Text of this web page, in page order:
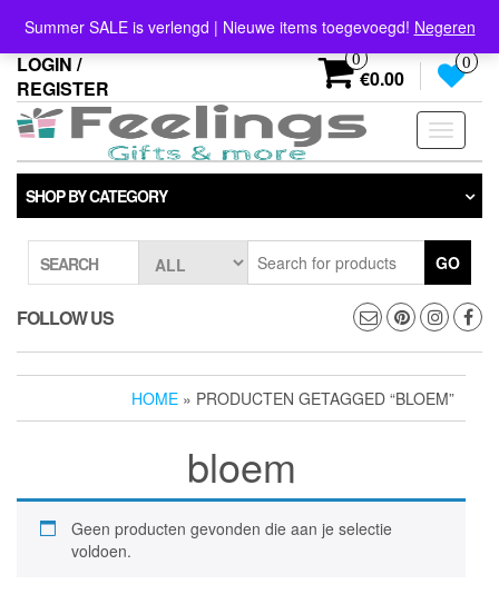
the
content
Summer SALE is verlengd | Nieuwe items toegevoegd! Negeren
info@feelings-giftshop.nl
LOGIN /
REGISTER
0
€0.00
0
Toggle
SHOP BY CATEGORY
SEARCH GO
FOLLOW US
HOME » PRODUCTEN GETAGGED “BLOEM”
bloem
Geen producten gevonden die aan je selectie
voldoen.